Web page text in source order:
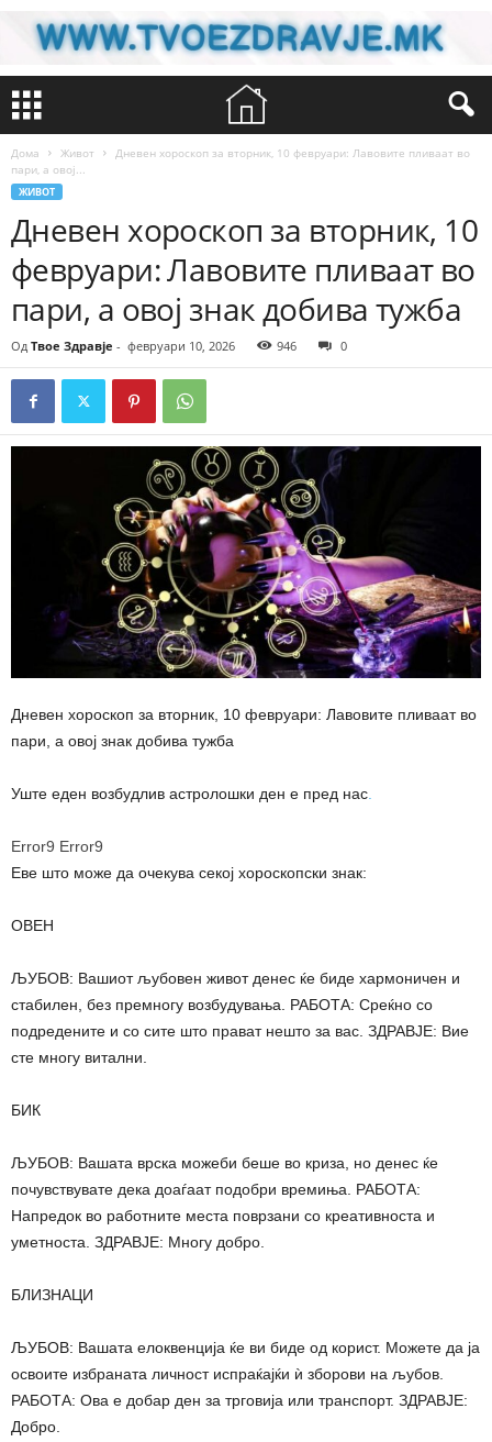
Дома Живот
Дневен хороскоп за вторник, 10 февруари: Лавовите пливаат во
пари, а овој...
ЖИВОТ
Дневен хороскоп за вторник, 10
февруари: Лавовите пливаат во
пари, а овој знак добива тужба
Од Твое Здравје - февруари 10, 2026 946 0
Дневен хороскоп за вторник, 10 февруари: Лавовите пливаат во
пари, а овој знак добива тужба
Уште еден возбудлив астролошки ден е пред нас.
Error9 Error9
Еве што може да очекува секој хороскопски знак:
ОВЕН
ЉУБОВ: Вашиот љубовен живот денес ќе биде хармоничен и
стабилен, без премногу возбудувања. РАБОТА: Среќно со
подредените и со сите што прават нешто за вас. ЗДРАВЈЕ: Вие
сте многу витални.
БИК
ЉУБОВ: Вашата врска можеби беше во криза, но денес ќе
почувствувате дека доаѓаат подобри времиња. РАБОТА:
Напредок во работните места поврзани со креативноста и
уметноста. ЗДРАВЈЕ: Многу добро.
БЛИЗНАЦИ
ЉУБОВ: Вашата елоквенција ќе ви биде од корист. Можете да ја
освоите избраната личност испраќајќи ѝ зборови на љубов.
РАБОТА: Ова е добар ден за трговија или транспорт. ЗДРАВЈЕ:
Добро.